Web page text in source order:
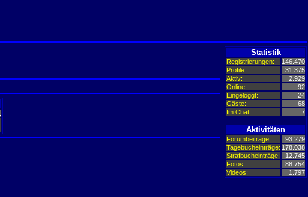
Statistik
Registrierungen:
146.470
Profile:
31.375
Aktiv:
2.929
Online:
92
Eingeloggt:
24
Gäste:
68
Im Chat:
7
Aktivitäten
Forumbeiträge:
93.279
Tagebucheinträge: 178.038
Strafbucheinträge:
12.745
Fotos:
88.754
Videos:
1.797